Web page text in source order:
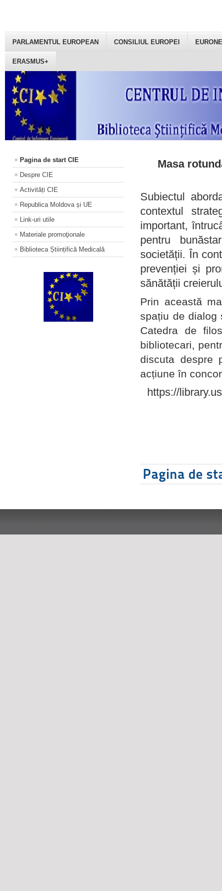
PARLAMENTUL EUROPEAN CONSILIUL EUROPEI
ERASMUS+
Pagina de start CIE
Despre CIE
Activități CIE
Republica Moldova și UE
Link-uri utile
Materiale promoţionale
Biblioteca Științifică Medicală
Masa
Subiectul
contextul
important,
pentru
societății. În
prevenției și
sănătății
Prin această
spațiu de dialog
Catedra de
bibliotecari,
discuta despre
acțiune în
https://
Pagina de